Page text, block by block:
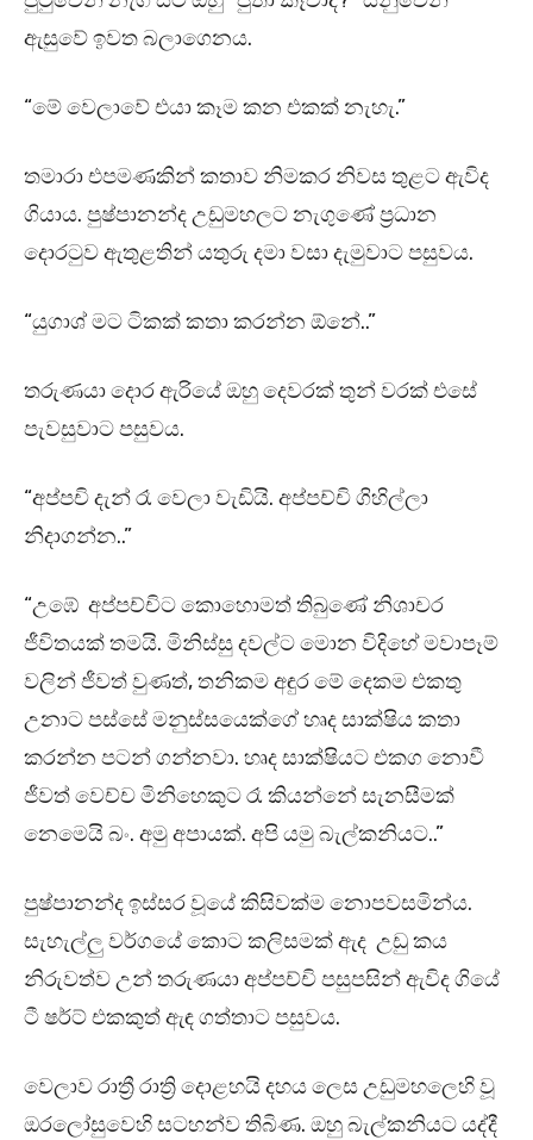
ඇසුවේ ඉවත බලාගෙනය.
“මේ වෙලාවේ එයා කෑම කන එකක් නැහැ.”
තමාරා එපමණකින් කතාව නිමකර නිවස තුළට ඇවිද
ගියාය. පුෂ්පානන්ද උඩුමහලට නැගුණේ ප්‍රධාන
දොරටුව ඇතුළතින් යතුරු දමා වසා දැමුවාට පසුවය.
“යුගාශ් මට ටිකක් කතා කරන්න ඕනේ..”
තරුණයා දොර ඇරියේ ඔහු දෙවරක් තුන් වරක් එසේ
පැවසුවාට පසුවය.
“අප්පචි දැන් රෑ වෙලා වැඩියි. අප්පච්චි ගිහිල්ලා
නිදාගන්න..”
“උඹේ අප්පච්චිට කොහොමත් තිබුණේ නිශාචර
ජීවිතයක් තමයි. මිනිස්සු දවල්ට මොන විදිහේ මවාපෑම්
වලින් ජීවත් වුණත්, තනිකම අඳුර මේ දෙකම එකතු
උනාට පස්සේ මනුස්සයෙක්ගේ හෘද සාක්ෂිය කතා
කරන්න පටන් ගන්නවා. හෘද සාක්ෂියට එකග නොවී
ජීවත් වෙච්ච මිනිහෙකුට රෑ කියන්නේ සැනසීමක්
නෙමෙයි බං. අමු අපායක්. අපි යමු බැල්කනියට..”
පුෂ්පානන්ද ඉස්සර වූයේ කිසිවක්ම නොපවසමින්ය.
සැහැල්ලු වර්ගයේ කොට කලිසමක් ඇද උඩු කය
නිරුවත්ව උන් තරුණයා අප්පච්චි පසුපසින් ඇවිද ගියේ
ටී ෂර්ට් එකකුත් ඇඳ ගත්තාට පසුවය.
වෙලාව රාත්‍රී රාත්‍රි දොළහයි දහය ලෙස උඩුමහලෙහි වූ
ඔරලෝසුවෙහි සටහන්ව තිබිණ. ඔහු බැල්කනියට යද්දී